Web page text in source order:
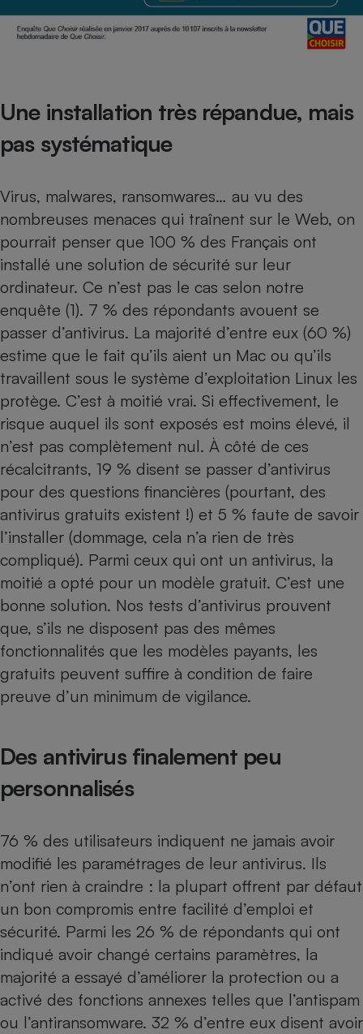
Une installation très répandue, mais
pas systématique
Virus, malwares, ransomwares… au vu des
nombreuses menaces qui traînent sur le Web, on
pourrait penser que 100 % des Français ont
installé une solution de sécurité sur leur
ordinateur. Ce n’est pas le cas selon notre
enquête (1). 7 % des répondants avouent se
passer d’antivirus. La majorité d’entre eux (60 %)
estime que le fait qu’ils aient un Mac ou qu’ils
travaillent sous le système d’exploitation Linux les
protège. C’est à moitié vrai. Si effectivement, le
risque auquel ils sont exposés est moins élevé, il
n’est pas complètement nul. À côté de ces
récalcitrants, 19 % disent se passer d’antivirus
pour des questions financières (pourtant, des
antivirus gratuits existent !) et 5 % faute de savoir
l’installer (dommage, cela n’a rien de très
compliqué). Parmi ceux qui ont un antivirus, la
moitié a opté pour un modèle gratuit. C’est une
bonne solution. Nos tests d’antivirus prouvent
que, s’ils ne disposent pas des mêmes
fonctionnalités que les modèles payants, les
gratuits peuvent suffire à condition de faire
preuve d’un minimum de vigilance.
Des antivirus finalement peu
personnalisés
76 % des utilisateurs indiquent ne jamais avoir
modifié les paramétrages de leur antivirus. Ils
n’ont rien à craindre : la plupart offrent par défaut
un bon compromis entre facilité d’emploi et
sécurité. Parmi les 26 % de répondants qui ont
indiqué avoir changé certains paramètres, la
majorité a essayé d’améliorer la protection ou a
activé des fonctions annexes telles que l’antispam
ou l’antiransomware. 32 % d’entre eux disent avoir